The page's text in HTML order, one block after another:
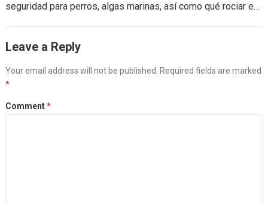
seguridad para perros, algas marinas, así como qué rociar en
Leave a Reply
Your email address will not be published.
Required fields are marked
*
Comment*